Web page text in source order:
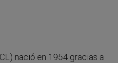
nació en 1954 gracias a